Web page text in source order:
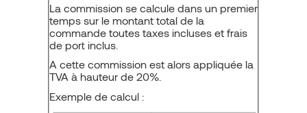
La commission se calcule dans un premier
temps sur le montant total de la
commande toutes taxes incluses et frais
de port inclus.
A cette commission est alors appliquée la
TVA à hauteur de 20%.
Exemple de calcul :